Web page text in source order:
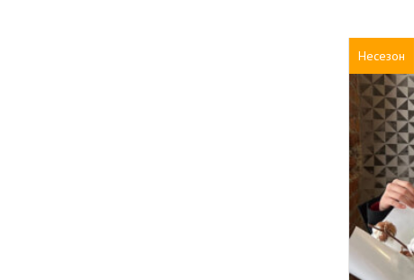
Несезон